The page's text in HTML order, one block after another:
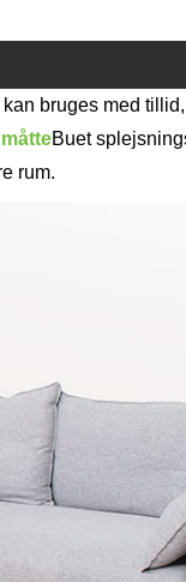
bruges med
Buet
rum.